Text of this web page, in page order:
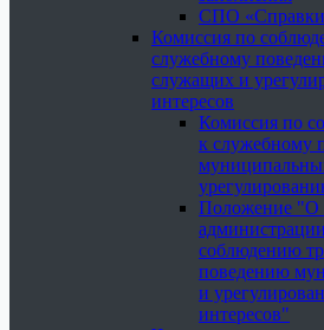
СПО
Комиссия по
служебному
служащих и
интересов
Комиссия по
к служебному
Положение "О
соблюдению
поведению
и
интересов"